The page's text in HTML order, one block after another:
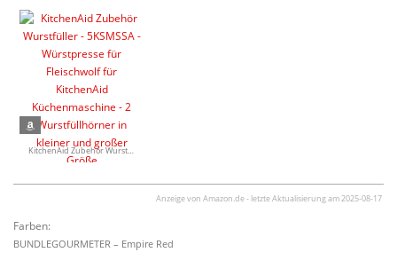
KitchenAid Zubehör Wurst­füller - 5KSMSSA - Würst­presse für Fleischwolf für KitchenAid Küchen­ma­schine - 2 Wurst­füll­hörner in kleiner und großer Größe
Anzeige von Amazon.de - letzte Aktua­li­sierung am 2025-08-17
Farben:
BUNDLE­GOUR­METER – Empire Red